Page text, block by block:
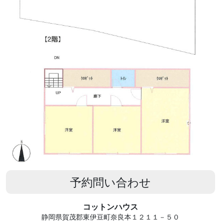
予約問い合わせ
コットンハウス
静岡県賀茂郡東伊豆町奈良本１２１１－５０